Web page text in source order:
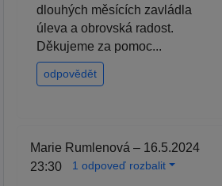
dlouhých měsících zavládla
úleva a obrovská radost.
Děkujeme za pomoc...
odpovědět
Marie Rumlenová – 16.5.2024
23:30
1 odpoveď rozbalit